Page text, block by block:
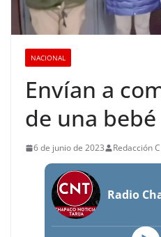
NACIONAL
Envían a
de una
6 de junio de 2023 Redacción